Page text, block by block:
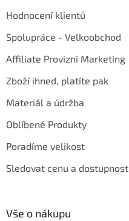
Hodnocení klientů
Spolupráce - Velkoobchod
Affiliate Provizní Marketing
Zboží ihned, platíte pak
Materiál a údržba
Oblíbené Produkty
Poradíme velikost
Sledovat cenu a dostupnost
Vše o nákupu